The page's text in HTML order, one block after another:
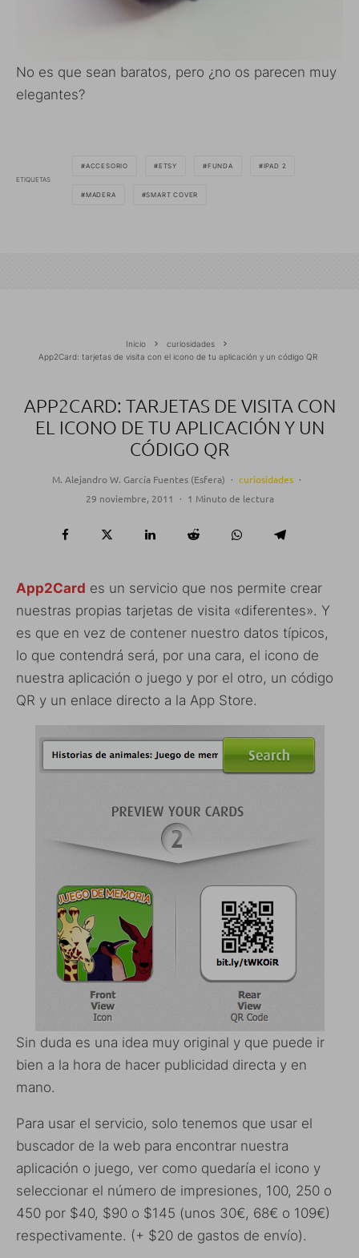
No es que sean baratos, pero ¿no os parecen muy
elegantes?
ETIQUETAS
ACCESORIO ETSY FUNDA IPAD 2
MADERA SMART COVER
Inicio
curiosidades
App2Card: tarjetas de visita con el icono de tu aplicación y un código QR
APP2CARD: TARJETAS DE VISITA CON
EL ICONO DE TU APLICACIÓN Y UN
CÓDIGO QR
M. Alejandro W. García Fuentes (Esfera) · curiosidades ·
29 noviembre, 2011
· 1 Minuto de lectura
App2Card es un servicio que nos permite crear
nuestras propias tarjetas de visita «diferentes». Y
es que en vez de contener nuestro datos típicos,
lo que contendrá será, por una cara, el icono de
nuestra aplicación o juego y por el otro, un código
QR y un enlace directo a la App Store.
Sin duda es una idea muy original y que puede ir
bien a la hora de hacer publicidad directa y en
mano.
Para usar el servicio, solo tenemos que usar el
buscador de la web para encontrar nuestra
aplicación o juego, ver como quedaría el icono y
seleccionar el número de impresiones, 100, 250 o
450 por $40, $90 o $145 (unos 30€, 68€ o 109€)
respectivamente. (+ $20 de gastos de envío).